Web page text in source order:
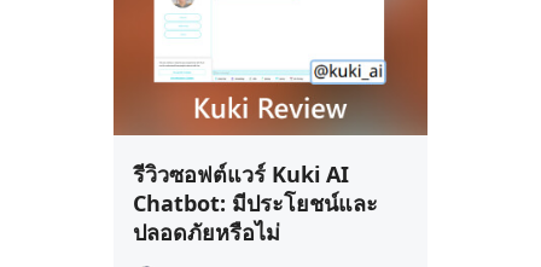
รีวิวซอฟต์แวร์ Kuki AI
Chatbot: มีประโยชน์และ
ปลอดภัยหรือไม่